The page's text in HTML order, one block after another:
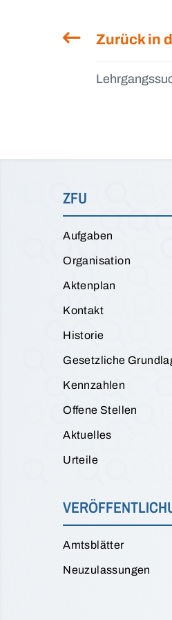
Zurück in
ZFU
Aufgaben
Organisation
Aktenplan
Kontakt
Historie
Gesetzliche
Kennzahlen
Offene Stellen
Aktuelles
Urteile
Amtsblätter
Neuzulassungen